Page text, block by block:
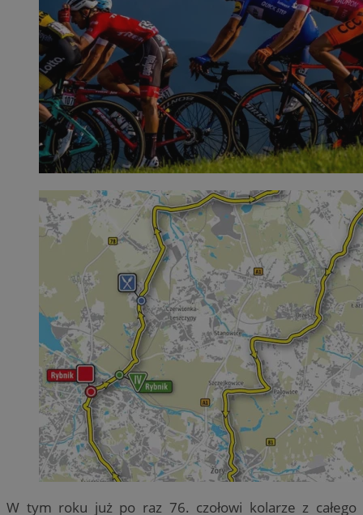
W tym roku już po raz 76. czołowi kolarze z całego